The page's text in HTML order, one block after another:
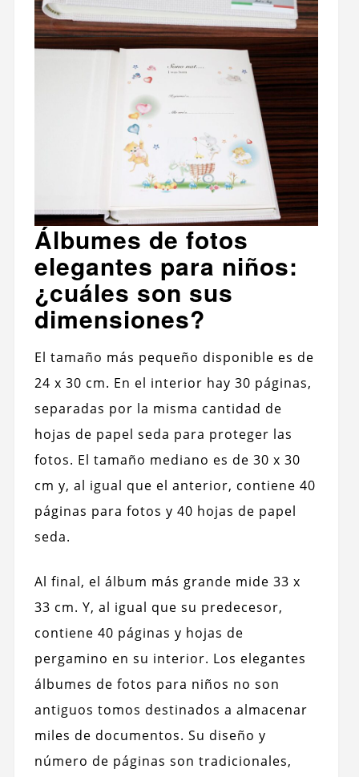
Álbumes de fotos
elegantes para niños:
¿cuáles son sus
dimensiones?
El tamaño más pequeño disponible es de
24 x 30 cm. En el interior hay 30 páginas,
separadas por la misma cantidad de
hojas de papel seda para proteger las
fotos. El tamaño mediano es de 30 x 30
cm y, al igual que el anterior, contiene 40
páginas para fotos y 40 hojas de papel
seda.
Al final, el álbum más grande mide 33 x
33 cm. Y, al igual que su predecesor,
contiene 40 páginas y hojas de
pergamino en su interior. Los elegantes
álbumes de fotos para niños no son
antiguos tomos destinados a almacenar
miles de documentos. Su diseño y
número de páginas son tradicionales,